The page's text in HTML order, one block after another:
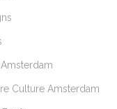
Culture Amsterdam